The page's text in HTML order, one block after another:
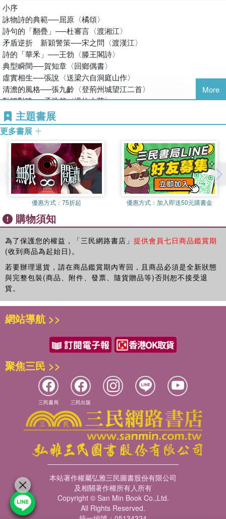
生。
大約在前年春季的一天，有位客人來訪，看樣子，剛從青年進入中
年，為人很謙遜，見了我，情態有點恭謹。一握手之後，我問：貴
姓？低聲回答說：「李元洛」。
我一下子從椅子上站了起來，二次緊握他的手，說：「我尋找你已
經好一二年了。」
他，又驚又喜！我，也又驚又喜！
就這樣，我和元洛成了忘年之交。他每次到北京，總要來看看我。
他每次來，總要交換一下對文藝問題的看法，談得特別多的當然是
古代詩詞以及欣賞評論的問題了。談興越來越濃，四目相對，兩心
相交，茶杯在手，不覺涼了。
以前，我認識元洛的文章，從此，也認識了元洛的人。他北師大中
文系畢業以後這二十多年間，在西北和湖南教過中學和師專，從事
古典詩歌的研究從未間斷。蓄積益富，所得日多。志趣之專，用功
之勤，使我欽佩，感愧。
他每到我處，暢談之餘，還要到我的寢室來，認真而又仔細地對我
手頭常用的三四架書，一一檢視。這些關於古典詩文的書，都較一
般，我想，我所有的，元洛一定有，而元洛所有的，我卻不一定
有。我所有的，僅供偶爾查閱，而元洛所有的，必是反覆閱讀而且
元洛看到他所沒有的（如香港出版的詩、詞選之類），便從書櫃中
我的為數不多的藏書，好似要在心中記一筆賬似的。
我深深為元洛嗜書成群的專注之心所打動，因而也想到他在一些一
欣賞評論文章中表現出的功力與苦心。
前不久，元洛在信上告訴我，他寫了一本《歌鼓湘靈─楚詩詞藝術
欣賞》，不久寄來了稿子，要我寫幾句話，我翻閱了一下稿子，心
裏很高興也很感動！上了年紀，寫序言成為精神的負擔，一年之中
就有二三十份之多。精力不及，為少數友朋所不諒解。但元洛的信
和稿子一到手，雖在病中我還是爽口答應下來了。
南、湖北兩省；論時間，從屈原到清代。這巨大的工程，需要多大
的功力呵！沒有恒心，不行。有恆心，沒有學識也不行。元洛閱讀
了總集（如《全唐詩》、《全宋詞》……）和兩千多年來數以千計
小序
詠物詩的典範──屈原〈橘頌〉
詩句的「翻疊」──杜審言〈渡湘江〉
矛盾逆折 新穎警策──宋之問〈渡漢江〉
詩的「華釆」──王勃〈滕王閣詩〉
典型瞬間──賀知章〈回鄉偶書〉
虛實相生──張說〈送梁六自洞庭山作〉
清澹的風格──張九齡〈登荊州城望江二首〉
動靜對映──孟浩然〈過故人莊〉
巨細映襯──孟浩然〈望洞庭湖贈張丞相〉
起調‧轉節‧收結──王維〈桃源行〉
完整的美──王維〈漢江臨眺〉
詩中的遠近法──王維〈送賀遂員外外甥〉
落句含思──王昌齡〈巴陵送李十二〉〈送柴侍御〉
錯綜之美──高適〈送李少府貶峽中王少府貶長沙〉
唯一性──崔顥〈黃鶴樓〉
抒情詩的戲劇性──崔顥〈長干行〉
「詩是無形畫」──李白〈渡荊門送別〉
尺水興波──李白〈秋下荊門〉
構思婉曲 別開一枝──李白〈聞王昌齡左遷龍標遙有此寄〉
「變態」──李白寫洞庭的詩
詩中之「賦」──賈至〈初至巴陵與李十二白、裴九同泛洞庭三
首〉
煉字‧構句‧謀篇──杜甫〈望岳〉
意象的組合──杜甫〈詠懷古跡‧明妃村〉
相反相成──杜甫〈登岳陽樓〉
結句的翻疊──劉長卿〈長沙過賈誼宅〉
詩的對比──劉長卿〈送李中丞歸漢陽別業〉
淡妝的美──張謂〈同王徵君湘中有懷〉
白描──元結〈春陵行‧有序〉
詩的意境美──錢起〈省試湘靈鼓瑟〉
明朝與含蓄──戴叔倫〈三閣廟〉
「挺理而妙」的聯想──戎昱〈移家別湖上亭〉
抒情詩的細節──于鵠〈江南曲〉
語淺情深──張籍〈湘江曲〉
「奇險」──韓愈〈謁衡岳廟遂宿岳寺題門樓〉
終點與起點──柳宗元〈漁翁〉
民歌的芬芳──劉禹錫〈采菱行〉
雅俗兼美──劉禹錫〈竹枝詞〉
隔句對──白居易〈夜聞箏中彈瀟湘送神曲感舊〉
More
主題書展
更多書展
優惠方式： 75折起 優惠方式： 加入即送50元購書金
購物須知
為了保護您的權益，「三民網路書店」 提供會員七日商品鑑賞期
(收到商品為起始日)。
若要辦理退貨，請在商品鑑賞期內寄回，且商品必須是全新狀態
與完整包裝(商品、附件、發票、隨貨贈品等)否則恕不接受退
貨。
網站導航 >>
聚焦三民 >>
三民書局 三民出版
本站著作權屬弘雅三民圖書股份有限公司
及相關著作權所有人所有
Copyright © San Min Book Co.,Ltd.
All Rights Reserved.